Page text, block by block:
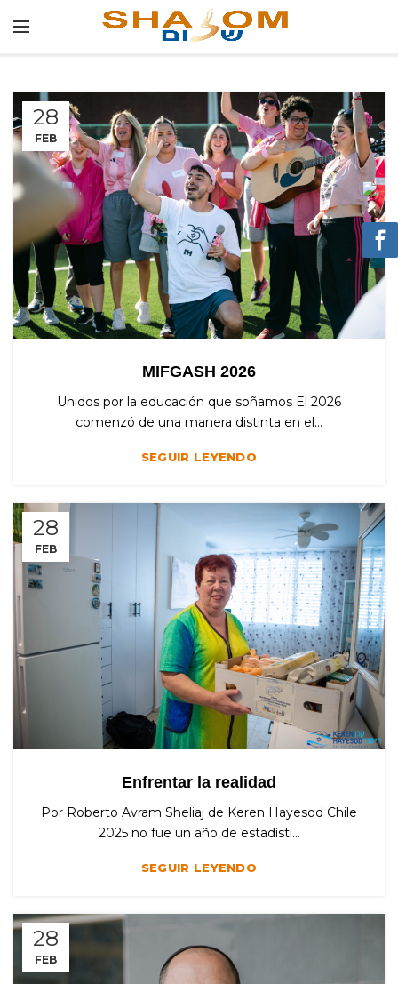
28
FEB
MIFGASH 2026
Unidos por la educación que soñamos El 2026
comenzó de una manera distinta en el...
SEGUIR LEYENDO
28
FEB
Enfrentar la realidad
Por Roberto Avram Sheliaj de Keren Hayesod Chile
2025 no fue un año de estadísti...
SEGUIR LEYENDO
28
FEB